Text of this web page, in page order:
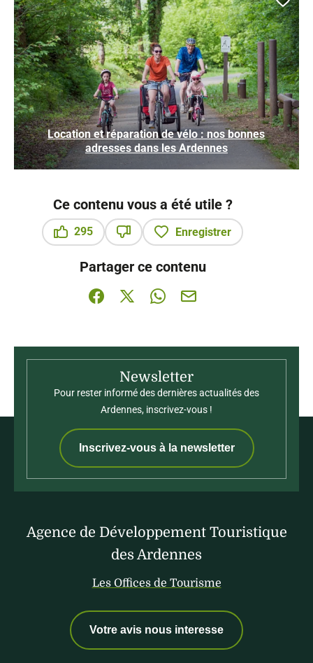
Location et réparation de vélo : nos bonnes
adresses dans les Ardennes
Ce contenu vous a été utile ?
295
Enregistrer
Partager ce contenu
Partager sur Facebook (nouvelle fenêtre)
Partager sur X / Twitter (nouvelle
Partager sur WhatsApp
Partager par mail
Newsletter
Pour rester informé des dernières actualités des
Ardennes, inscrivez-vous !
Inscrivez-vous à la newsletter
Agence de Développement Touristique
des Ardennes
Les Offices de Tourisme
Votre avis nous interesse